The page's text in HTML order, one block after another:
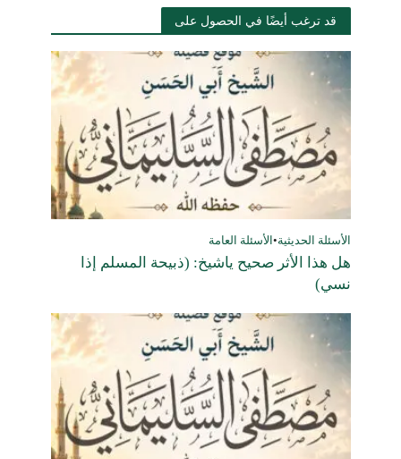
قد ترغب أيضًا في الحصول على
الأسئلة الحديثية• الأسئلة العامة
هل هذا الأثر صحيح ياشيخ: (ذبيحة المسلم إذا
نسي)